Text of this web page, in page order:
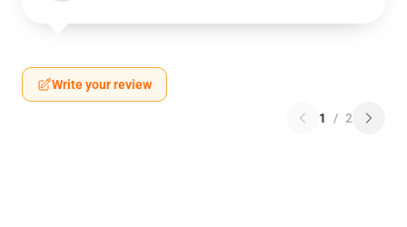
Write your review
1 / 2